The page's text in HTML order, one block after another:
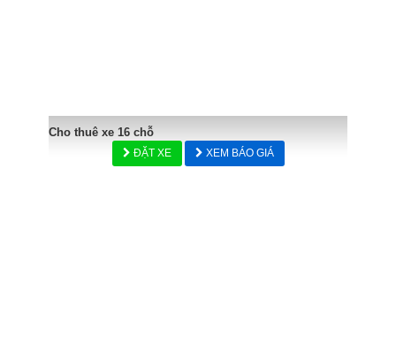
Cho thuê xe 16 chỗ
ĐẶT XE XEM BÁO GIÁ